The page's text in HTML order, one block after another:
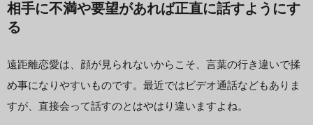
相手に不満や要望があれば正直に話すようにす
る
遠距離恋愛は、顔が見られないからこそ、言葉の行き違いで揉
め事になりやすいものです。最近ではビデオ通話などもありま
すが、直接会って話すのとはやはり違いますよね。